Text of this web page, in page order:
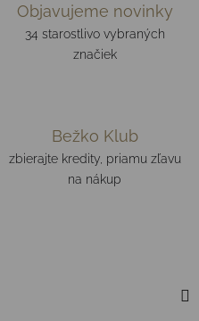
Objavujeme novinky
34 starostlivo vybraných
značiek
Bežko Klub
zbierajte kredity, priamu zľavu
na nákup